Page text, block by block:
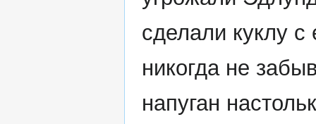
сделали куклу
никогда не
напуган